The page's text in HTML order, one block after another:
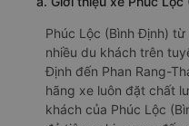
Phúc Lộc (Bình Định)
nhiều du khách trên
Định đến Phan Rang-
hãng xe luôn đặt chất
khách của Phúc Lộc